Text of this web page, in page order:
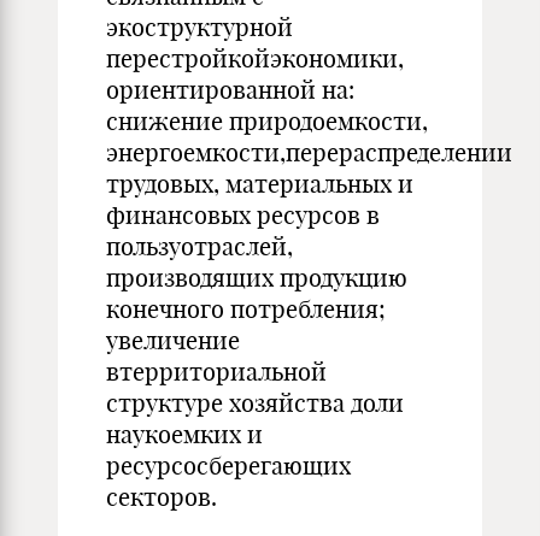
экоструктурной
перестройкойэкономики,
ориентированной на:
снижение природоемкости,
энергоемкости,перераспределении
трудовых, материальных и
финансовых ресурсов в
пользуотраслей,
производящих продукцию
конечного потребления;
увеличение
втерриториальной
структуре хозяйства доли
наукоемких и
ресурсосберегающих
секторов.